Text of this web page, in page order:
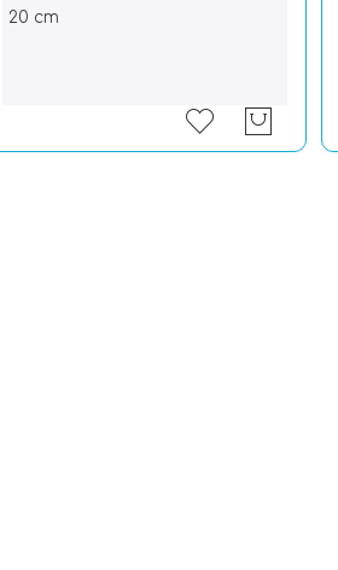
20 cm